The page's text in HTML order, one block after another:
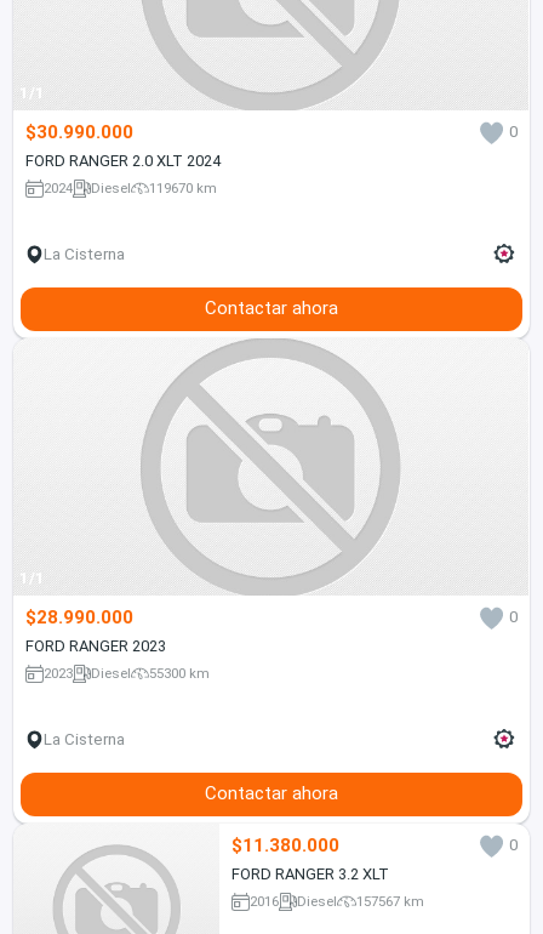
1/1
$30.990.000
0
FORD RANGER 2.0 XLT 2024
2024 Diesel 119670 km
La Cisterna
Contactar ahora
1/1
$28.990.000
0
FORD RANGER 2023
2023 Diesel 55300 km
La Cisterna
Contactar ahora
$11.380.000
0
FORD RANGER 3.2 XLT
2016 Diesel 157567 km